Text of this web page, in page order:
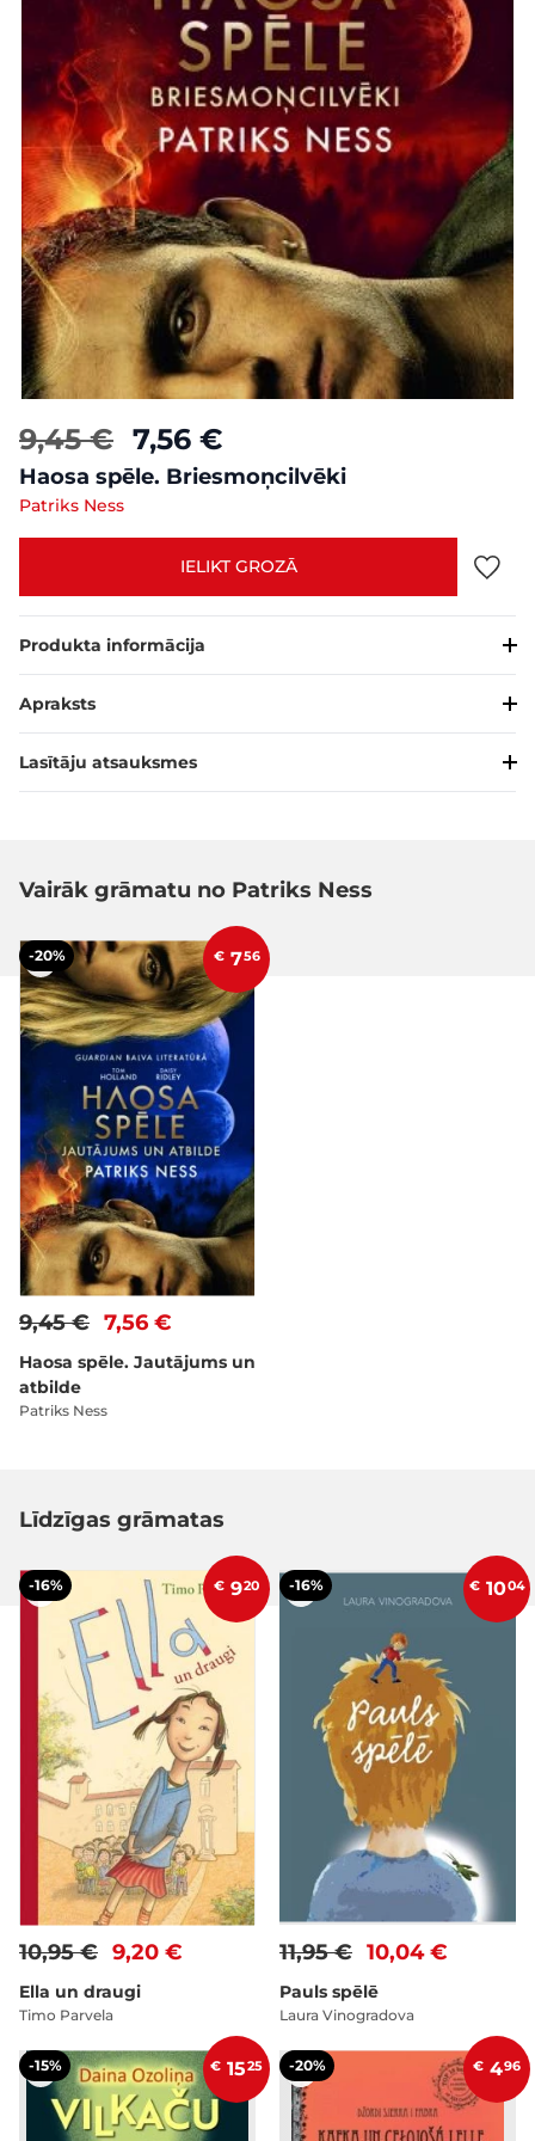
9,45 € 7,56 €
Haosa spēle. Briesmoņcilvēki
Patriks Ness
IELIKT GROZĀ
Produkta informācija
Apraksts
Lasītāju atsauksmes
Vairāk grāmatu no Patriks Ness
-20% € 756
7,56 €
9,45 €
Haosa spēle. Jautājums un
atbilde
Patriks Ness
Līdzīgas grāmatas
-16% € 920
9,20 €
10,95 €
Ella un draugi
Timo Parvela
-16% € 1004
10,04 €
11,95 €
Pauls spēlē
Laura Vinogradova
-15% € 1525 -20% € 496